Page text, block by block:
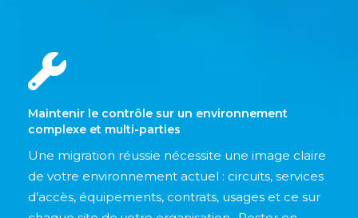
Maintenir le contrôle sur un environnement
complexe et multi-parties
Une migration réussie nécessite une image claire
de votre environnement actuel : circuits, services
d’accès, équipements, contrats, usages et ce sur